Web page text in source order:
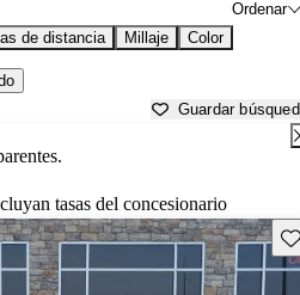
Ordenar
de distancia Millaje Color
Guardar
tasas del concesionario